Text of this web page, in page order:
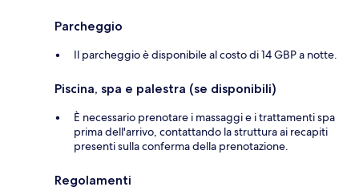
Parcheggio
Il parcheggio è disponibile al costo di 14 GBP a notte.
Piscina, spa e palestra (se disponibili)
È necessario prenotare i massaggi e i trattamenti spa
prima dell'arrivo, contattando la struttura ai recapiti
presenti sulla conferma della prenotazione.
Regolamenti